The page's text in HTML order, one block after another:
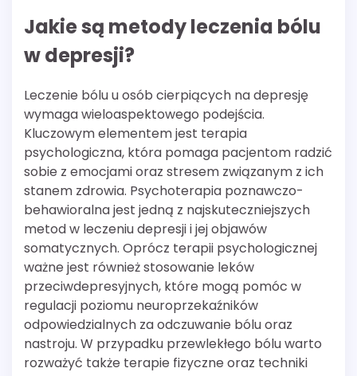
Jakie są metody leczenia bólu
w depresji?
Leczenie bólu u osób cierpiących na depresję
wymaga wieloaspektowego podejścia.
Kluczowym elementem jest terapia
psychologiczna, która pomaga pacjentom radzić
sobie z emocjami oraz stresem związanym z ich
stanem zdrowia. Psychoterapia poznawczo-
behawioralna jest jedną z najskuteczniejszych
metod w leczeniu depresji i jej objawów
somatycznych. Oprócz terapii psychologicznej
ważne jest również stosowanie leków
przeciwdepresyjnych, które mogą pomóc w
regulacji poziomu neuroprzekaźników
odpowiedzialnych za odczuwanie bólu oraz
nastroju. W przypadku przewlekłego bólu warto
rozważyć także terapie fizyczne oraz techniki